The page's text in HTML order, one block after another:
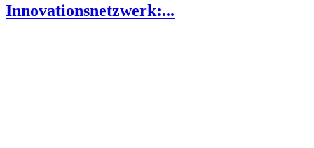
Innovationsnetzwerk:...